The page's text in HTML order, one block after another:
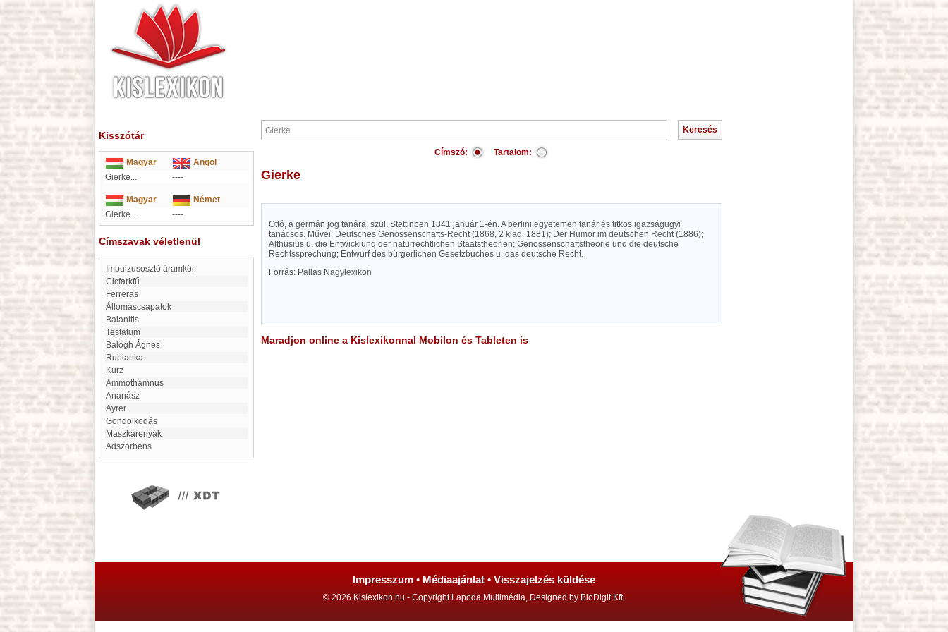
Kisszótár
Magyar
Angol
Gierke...
----
Magyar
Német
Gierke...
----
Címszavak véletlenül
impulzusosztó áramkör
Cicfarkfű
Ferreras
Állomáscsapatok
balanitis
Testatum
Balogh Ágnes
Rubianka
Kurz
Ammothamnus
Ananász
Ayrer
gondolkodás
Maszkarenyák
Adszorbens
Címszó: Tartalom:
Gierke
Ottó, a germán jog tanára, szül. Stettinben 1841 január 1-én. A berlini egyetemen tanár és titkos igazságügyi
tanácsos. Művei: Deutsches Genossenschafts-Recht (1868, 2 kiad. 1881); Der Humor im deutschen Recht (1886);
Althusius u. die Entwicklung der naturrechtlichen Staatstheorien; Genossenschaftstheorie und die deutsche
Rechtssprechung; Entwurf des bürgerlichen Gesetzbuches u. das deutsche Recht.
Forrás: Pallas Nagylexikon
Maradjon online a Kislexikonnal Mobilon és Tableten is
Impresszum • Médiaajánlat • Visszajelzés küldése
© 2026 Kislexikon.hu - Copyright Lapoda Multimédia, Designed by BioDigit Kft.